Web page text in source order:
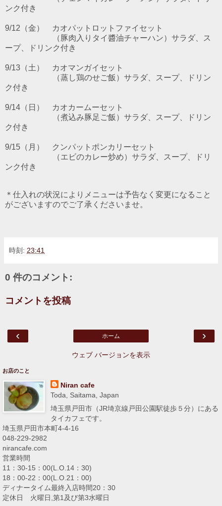
ンク付き
9/12（金） カオパットロットファイ セット
（豚肉入りタイ醬油チャーハン）サラダ、ス
ープ、ドリンク付き
9/13（土） カオマンガイ セット
（蒸し鶏のせご飯）サラダ、スープ、ドリン
ク付き
9/14（日） カオカームーセット
（煮込み豚足ご飯）サラダ、スープ、ドリン
ク付き
9/15 （月） クンパットポンカリーセット
（エビのカレー炒め）サラダ、スープ、ドリ
ンク付き
＊仕入れの状況によりメニューは予告なく変更になること
がございますのでご了承くださいませ。
時刻: 23:41
0 件のコメント:
コメントを投稿
‹ ›
ホーム
ウェブ バージョンを表示
お店のこと
Niran cafe
Toda, Saitama, Japan
埼玉県戸田市（JR埼京線戸田公園駅徒歩５分）にある
タイカフェです。
埼玉県戸田市本町4-4-16
048-229-2982
nirancafe.com
営業時間
11：30-15：00(L.O.14：30)
18：00-22：00(L.O.21：00)
ディナータイム最終入店時間20：30
定休日 火曜日,第1及び第3水曜日